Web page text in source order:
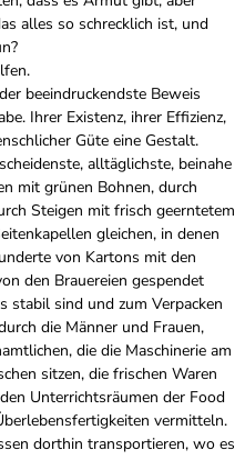
alles so schrecklich ist, und
beeindruckendste Beweis
Ihrer Existenz, ihrer Effizienz,
Güte eine Gestalt.
alltäglichste, beinahe
mit grünen Bohnen, durch
Steigen mit frisch geerntetem
gleichen, in denen
von Kartons mit den
den Brauereien gespendet
stabil sind und zum Verpacken
die Männer und Frauen,
die die Maschinerie am
sitzen, die frischen Waren
Unterrichtsräumen der Food
vermitteln.
dorthin transportieren, wo es